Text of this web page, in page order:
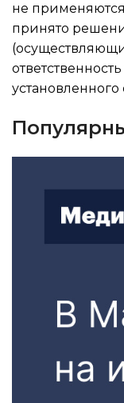
не
принято
установленного